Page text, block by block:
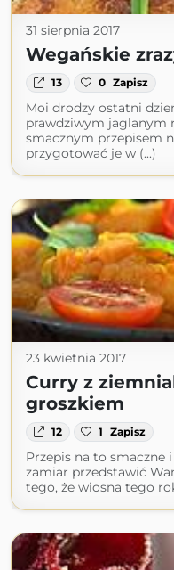
31 sierpnia 2017
Wegańskie
13 0 Zapisz
Moi drodzy ostatni
prawdziwym jaglanym
smacznym przepisem
przygotować je w (...)
23 kwietnia 2017
Curry z
groszkiem
12 1 Zapisz
Przepis na to smaczne
zamiar przedstawić
tego, że wiosna tego